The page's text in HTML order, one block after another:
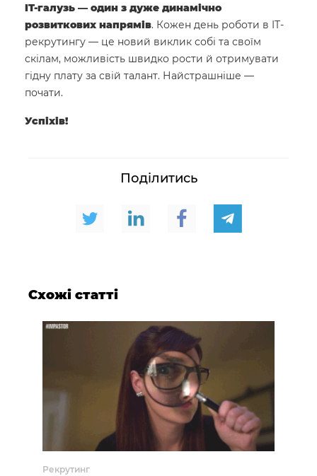
IT-галузь — один з дуже динамічно
розвиткових напрямів. Кожен день роботи в IT-
рекрутингу — це новий виклик собі та своїм
скілам, можливість швидко рости й отримувати
гідну плату за свій талант. Найстрашніше —
почати.
Успіхів!
Поділитись
Схожі статті
Рекрутинг